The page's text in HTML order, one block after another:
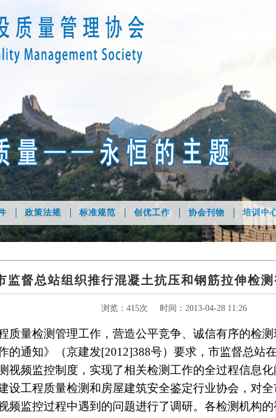
政策法规 标准规范 创优工作 协会刊物 培训中
监督总站组织推行混凝土抗压和钢筋拉伸检
浏览：415次 时间：2013-04-28 11:26
质量检测管理工作，营造公平竞争、诚信有序的检
的通知》（京建发[2012]388号）要求，市监督总站
视频监控制度，实现了相关检测工作的全过程信息化
设工程质量检测和房屋建筑安全鉴定行业协会，对
频监控过程中遇到的问题进行了调研。各检测机构